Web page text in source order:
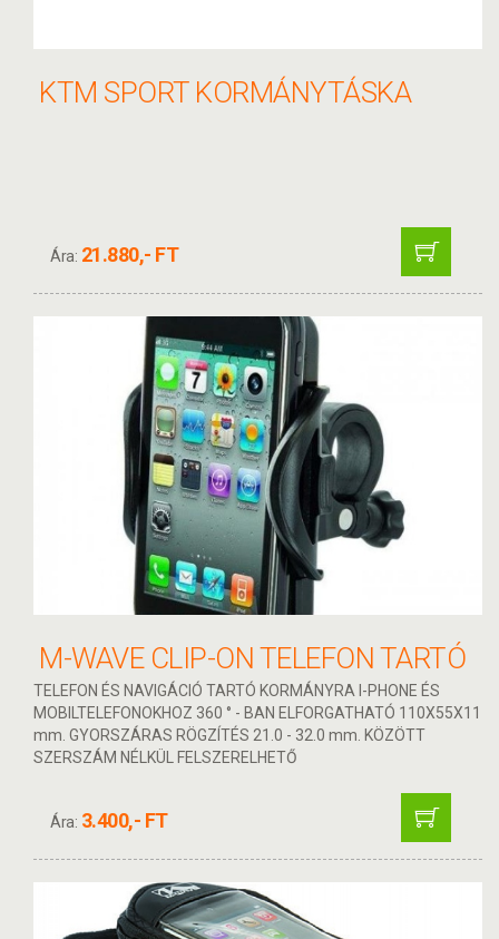
KTM SPORT KORMÁNYTÁSKA
Ára: 21.880,- FT
M-WAVE CLIP-ON TELEFON TARTÓ
TELEFON ÉS NAVIGÁCIÓ TARTÓ KORMÁNYRA I-PHONE ÉS
MOBILTELEFONOKHOZ 360 ° - BAN ELFORGATHATÓ 110X55X11
mm. GYORSZÁRAS RÖGZÍTÉS 21.0 - 32.0 mm. KÖZÖTT
SZERSZÁM NÉLKÜL FELSZERELHETŐ
Ára: 3.400,- FT